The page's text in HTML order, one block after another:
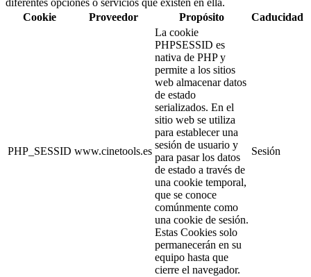
diferentes opciones o servicios que existen en ella.
Cookie
Proveedor Propósito Caducidad
PHP_SESSID www.cinetools.es
La cookie
PHPSESSID es
nativa de PHP y
permite a los sitios
web almacenar datos
de estado
serializados. En el
sitio web se utiliza
para establecer una
sesión de usuario y
para pasar los datos
de estado a través de
una cookie temporal,
que se conoce
comúnmente como
una cookie de sesión.
Estas Cookies solo
permanecerán en su
equipo hasta que
cierre el navegador.
Sesión